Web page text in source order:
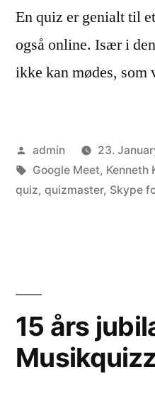
En quiz er genialt til
også online. Især i
ikke kan mødes, som
Posted
by
admin 23.
Tags:
Google Meet, Kenneth
quiz, quizmaster, Skype
15 års